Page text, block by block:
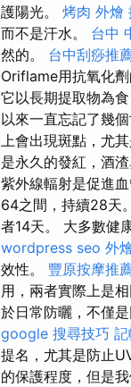
護陽光。 烤肉 外燴
而不是汗水。 台中
然的。 台中刮痧推
Oriflame用抗氧化
它以長期提取物為
以來一直忘記了幾
上會出現斑點，尤
是永久的發紅，酒
紫外線輻射是促進
64之間，持續28天。
者14天。 大多數健
wordpress seo 外
效性。 豐原按摩推
用，兩者實際上是相
於日常防曬，不僅
google 搜尋技巧
提名，尤其是防止
的保護程度，但是